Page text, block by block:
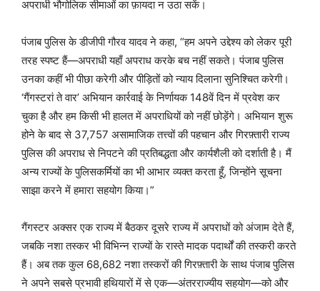
अपराधी भौगोलिक सीमाओं का फ़ायदा न उठा सकें।
पंजाब पुलिस के डीजीपी गौरव यादव ने कहा, “हम अपने उद्देश्य को लेकर पूरी
तरह स्पष्ट हैं—अपराधी यहाँ अपराध करके बच नहीं सकते। पंजाब पुलिस
उनका कहीं भी पीछा करेगी और पीड़ितों को न्याय दिलाना सुनिश्चित करेगी।
‘गैंगस्टरां ते वार’ अभियान कार्रवाई के निर्णायक 148वें दिन में प्रवेश कर
चुका है और हम किसी भी हालत में अपराधियों को नहीं छोड़ेंगे। अभियान शुरू
होने के बाद से 37,757 असामाजिक तत्त्वों की पहचान और गिरफ़्तारी राज्य
पुलिस की अपराध से निपटने की प्रतिबद्धता और कार्यशैली को दर्शाती है। मैं
अन्य राज्यों के पुलिसकर्मियों का भी आभार व्यक्त करता हूँ, जिन्होंने सूचना
साझा करने में हमारा सहयोग किया।”
गैंगस्टर अक्सर एक राज्य में बैठकर दूसरे राज्य में अपराधों को अंजाम देते हैं,
जबकि नशा तस्कर भी विभिन्न राज्यों के रास्ते मादक पदार्थों की तस्करी करते
हैं। अब तक कुल 68,682 नशा तस्करों की गिरफ़्तारी के साथ पंजाब पुलिस
ने अपने सबसे प्रभावी हथियारों में से एक—अंतरराज्यीय सहयोग—को और